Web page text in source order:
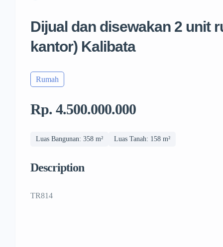
Dijual dan disewakan 2 unit
kantor) Kalibata
Rumah
Rp. 4.500.000.000
Luas Bangunan: 358 m² Luas Tanah: 158 m²
Description
TR814